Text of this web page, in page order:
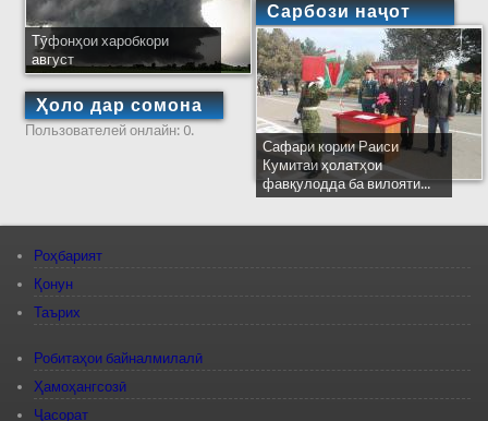
Тӯфонҳои харобкори
август
Ҳоло дар сомона
Пользователей онлайн: 0.
Сарбози наҷот
Сафари кории Раиси
Кумитаи ҳолатҳои
фавқулодда ба вилояти...
Роҳбарият
Қонун
Таърих
Робитаҳои байналмилалӣ
Ҳамоҳангсозӣ
Ҷасорат